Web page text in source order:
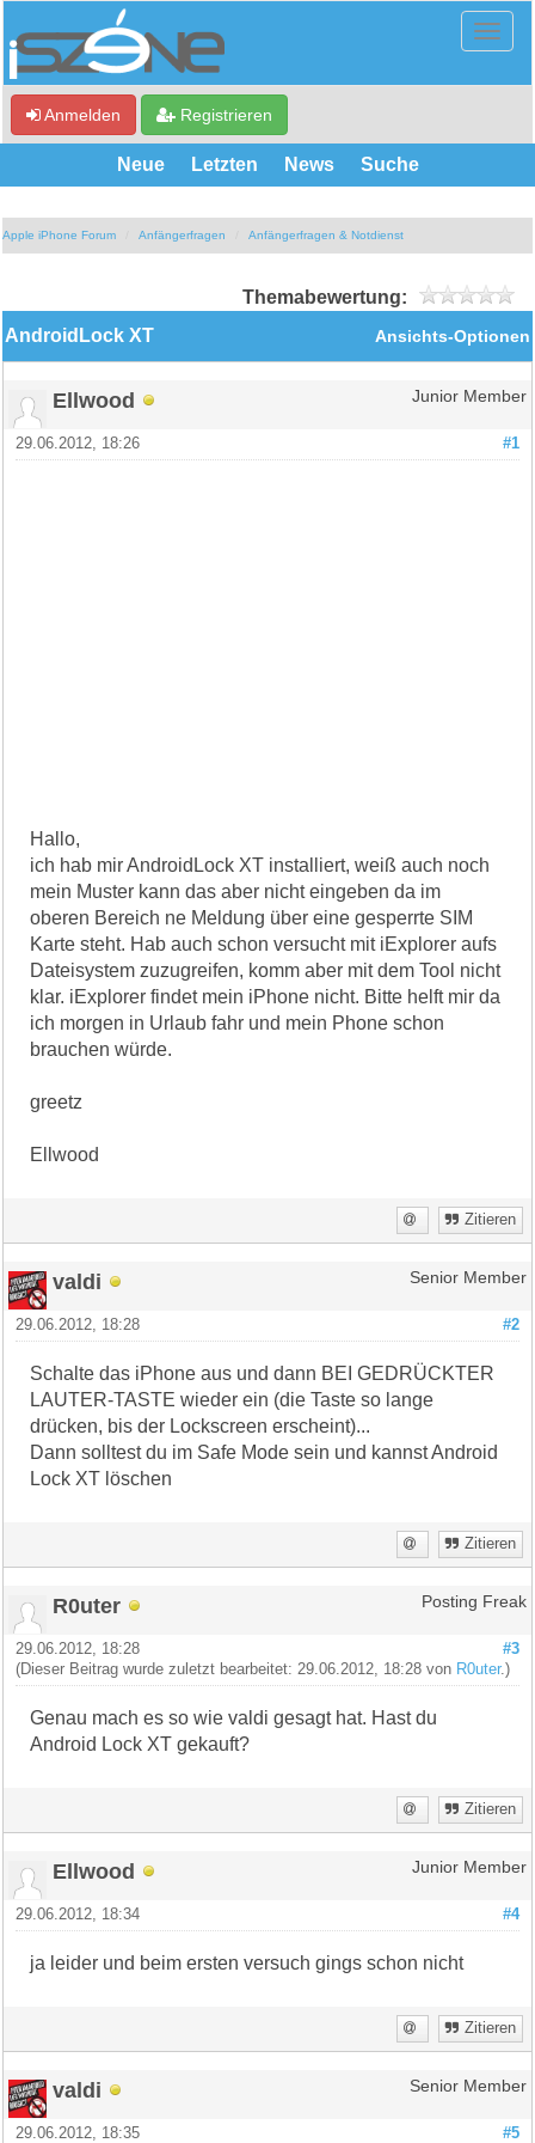
Anmelden Registrieren
Neue Letzten News Suche
Apple iPhone Forum Anfängerfragen Anfängerfragen & Notdienst
Themabewertung:
Ansichts-Optionen
AndroidLock XT
Ellwood Junior Member
#1
29.06.2012, 18:26
Hallo,
ich hab mir AndroidLock XT installiert, weiß auch noch
mein Muster kann das aber nicht eingeben da im
oberen Bereich ne Meldung über eine gesperrte SIM
Karte steht. Hab auch schon versucht mit iExplorer aufs
Dateisystem zuzugreifen, komm aber mit dem Tool nicht
klar. iExplorer findet mein iPhone nicht. Bitte helft mir da
ich morgen in Urlaub fahr und mein Phone schon
brauchen würde.
greetz
Ellwood
Zitieren
valdi Senior Member
#2
29.06.2012, 18:28
Schalte das iPhone aus und dann BEI GEDRÜCKTER
LAUTER-TASTE wieder ein (die Taste so lange
drücken, bis der Lockscreen erscheint)...
Dann solltest du im Safe Mode sein und kannst Android
Lock XT löschen
Zitieren
R0uter Posting Freak
#3
29.06.2012, 18:28
(Dieser Beitrag wurde zuletzt bearbeitet: 29.06.2012, 18:28 von R0uter.)
Genau mach es so wie valdi gesagt hat. Hast du
Android Lock XT gekauft?
Zitieren
Ellwood Junior Member
#4
29.06.2012, 18:34
ja leider und beim ersten versuch gings schon nicht
Zitieren
valdi Senior Member
#5
29.06.2012, 18:35